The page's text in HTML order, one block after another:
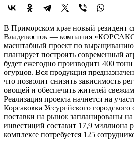
В Приморском крае новый резидент
Владивосток — компания
масштабный проект по
планирует построить современный
будет ежегодно производить 400
огурцов. Вся продукция
что позволит снизить зависимость
овощей и обеспечить жителей
Реализация проекта начнется на
Корсаковка Уссурийского городского
поставки на рынок запланированы
инвестиций составит 17,9 миллиона
комплексе потребуется 125